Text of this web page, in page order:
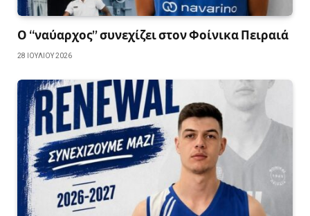
Ο “ναύαρχος” συνεχίζει στον Φοίνικα Πειραιά
28 ΙΟΥΛΊΟΥ 2026